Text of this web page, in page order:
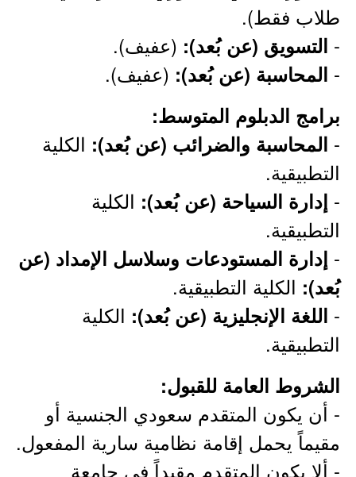
طلاب فقط).
- التسويق (عن بُعد): (عفيف).
- المحاسبة (عن بُعد): (عفيف).
برامج الدبلوم المتوسط:
- المحاسبة والضرائب (عن بُعد): الكلية
التطبيقية.
- إدارة السياحة (عن بُعد): الكلية
التطبيقية.
- إدارة المستودعات وسلاسل الإمداد (عن
بُعد): الكلية التطبيقية.
- اللغة الإنجليزية (عن بُعد): الكلية
التطبيقية.
الشروط العامة للقبول:
- أن يكون المتقدم سعودي الجنسية أو
مقيماً يحمل إقامة نظامية سارية المفعول.
- ألا يكون المتقدم مقيداً في جامعة